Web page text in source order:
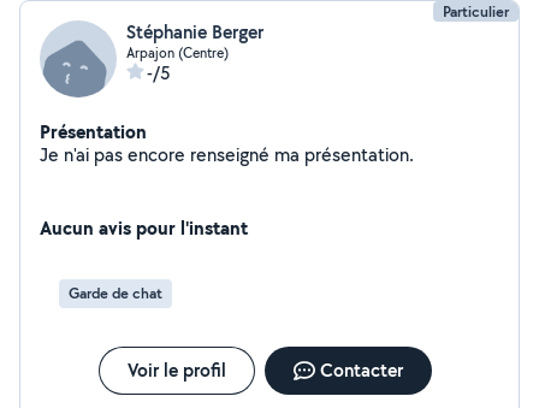
Particulier
Stéphanie Berger
Arpajon (Centre)
-/5
Présentation
Je n'ai pas encore renseigné ma présentation.
Aucun avis pour l'instant
Garde de chat
Voir le profil Contacter